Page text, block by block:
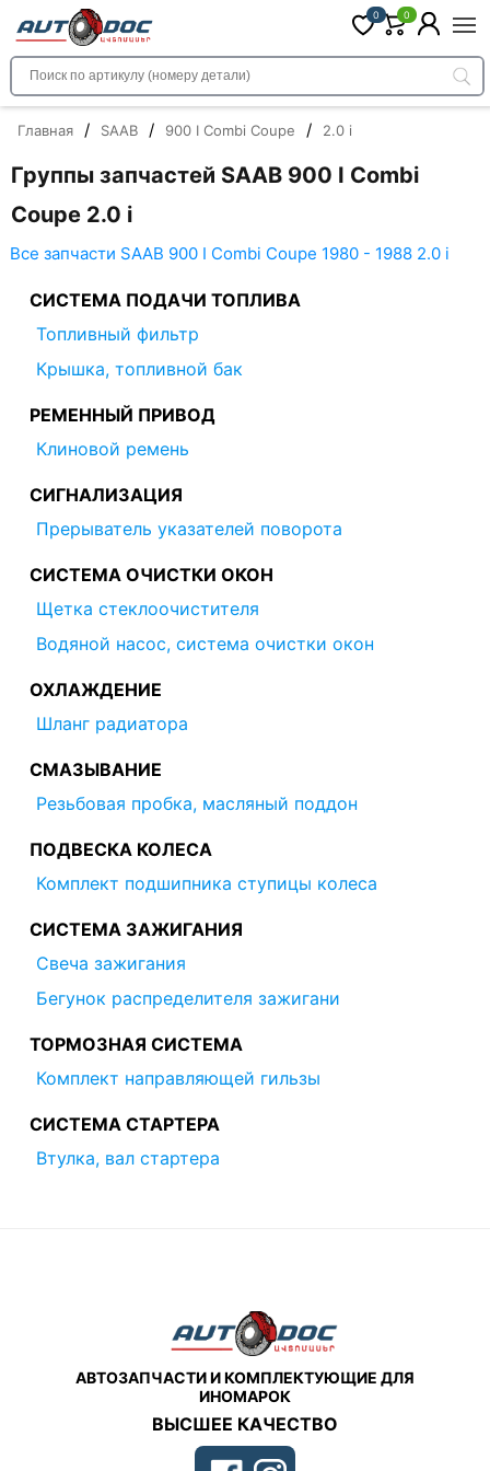
0 0
Главная / SAAB / 900 I Combi Coupe / 2.0 i
Группы запчастей SAAB 900 I Combi
Coupe 2.0 i
Все запчасти SAAB 900 I Combi Coupe 1980 - 1988 2.0 i
СИСТЕМА ПОДАЧИ ТОПЛИВА
Топливный фильтр
Крышка, топливной бак
РЕМЕННЫЙ ПРИВОД
Клиновой ремень
СИГНАЛИЗАЦИЯ
Прерыватель указателей поворота
СИСТЕМА ОЧИСТКИ ОКОН
Щетка стеклоочистителя
Водяной насос, система очистки окон
ОХЛАЖДЕНИЕ
Шланг радиатора
СМАЗЫВАНИЕ
Резьбовая пробка, масляный поддон
ПОДВЕСКА КОЛЕСА
Комплект подшипника ступицы колеса
СИСТЕМА ЗАЖИГАНИЯ
Свеча зажигания
Бегунок распределителя зажигани
ТОРМОЗНАЯ СИСТЕМА
Комплект направляющей гильзы
СИСТЕМА СТАРТЕРА
Втулка, вал стартера
АВТОЗАПЧАСТИ И КОМПЛЕКТУЮЩИЕ ДЛЯ
ИНОМАРОК
ВЫСШЕЕ КАЧЕСТВО